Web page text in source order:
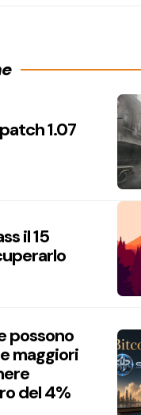
1.07
il 15
possono
maggiori
del 4%